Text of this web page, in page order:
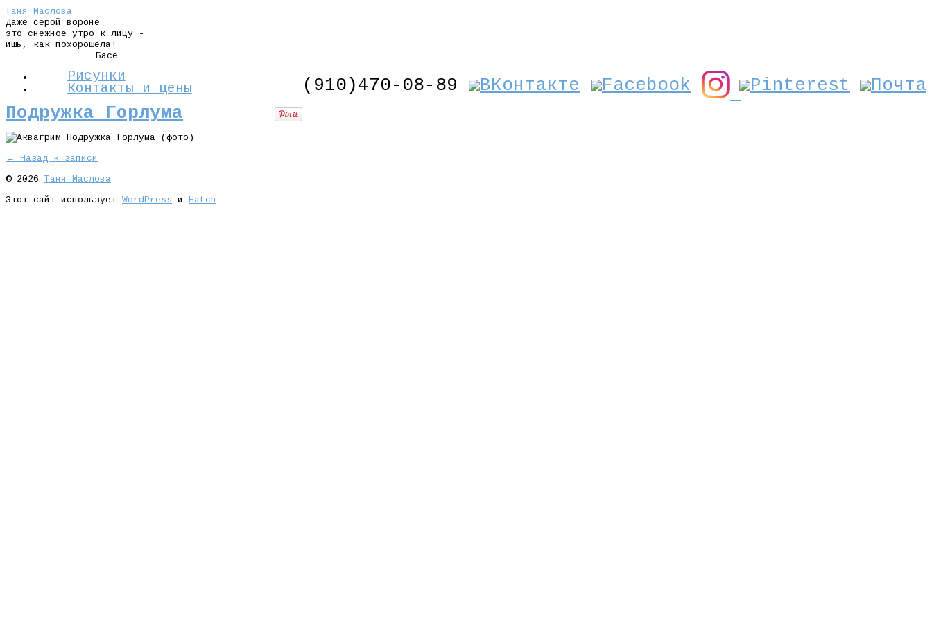
Таня Маслова
Даже серой вороне
это снежное утро к лицу -
ишь, как похорошела!
Басё
(910)470-08-89
Рисунки
Контакты и цены
Подружка Горлума
← Назад к записи
© 2026 Таня Маслова
Этот сайт использует WordPress и Hatch